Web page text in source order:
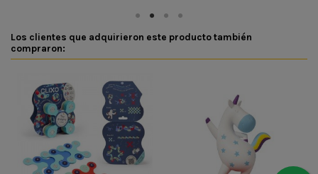
Los clientes que adquirieron este producto también
compraron: